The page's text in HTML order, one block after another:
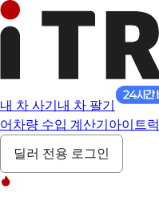
내 차 사기 내 차 팔기
어 차량 수입 계산기 아이트럭
딜러 전용 로그인